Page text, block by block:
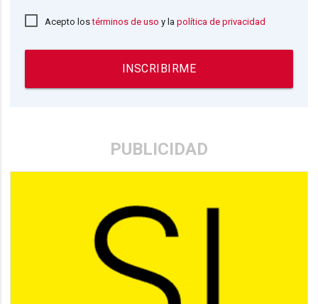
Acepto lostérminos de uso y lapolítica de privacidad
INSCRIBIRME
PUBLICIDAD